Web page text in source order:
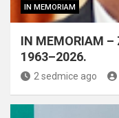
IN MEMORIAM
IN MEMORIAM –
1963–2026.
2 sedmice ago